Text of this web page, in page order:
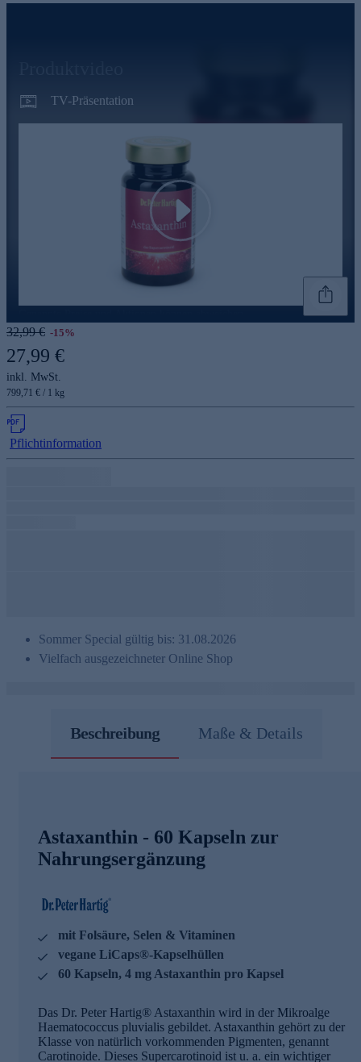
TV-Präsentation
Play
32,99 € -15%
27,99 €
inkl. MwSt.
799,71 € / 1 kg
Pflichtinformation
Sommer Special gültig bis: 31.08.2026
Vielfach ausgezeichneter Online Shop
Beschreibung Maße & Details
Astaxanthin - 60 Kapseln zur
Nahrungsergänzung
mit Folsäure, Selen & Vitaminen
vegane LiCaps®-Kapselhüllen
60 Kapseln, 4 mg Astaxanthin pro Kapsel
Das Dr. Peter Hartig® Astaxanthin wird in der Mikroalge
Haematococcus pluvialis gebildet. Astaxanthin gehört zu der
Klasse von natürlich vorkommenden Pigmenten, genannt
Carotinoide. Dieses Supercarotinoid ist u. a. ein wichtiger